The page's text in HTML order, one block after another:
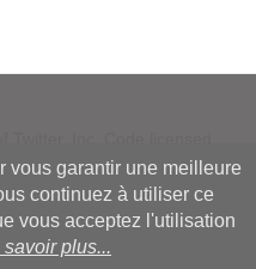
OFL 1.1.
vous garantir une meilleure
continuez à utiliser ce
vous acceptez l'utilisation
savoir plus...